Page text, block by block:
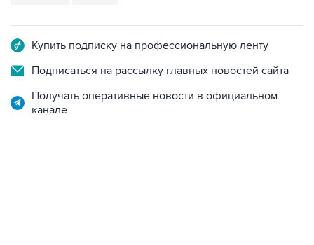
Подписаться на рассылку главных новостей сайта
Получать оперативные новости в официальном